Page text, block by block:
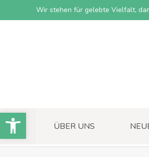
Wir stehen für gelebte Vielfalt,
ÜBER UNS
Open toolbar